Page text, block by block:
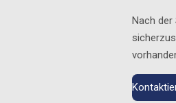
Nach der